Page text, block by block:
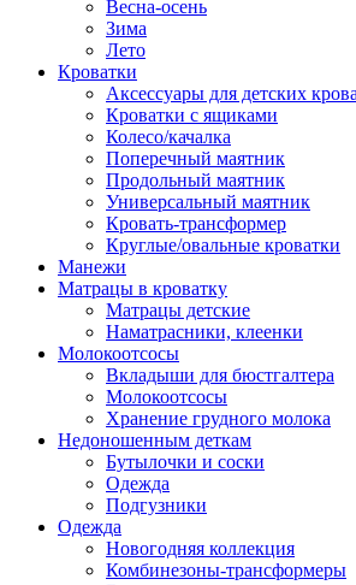
Весна-осень
Зима
Лето
Кроватки
Аксессуары для детских
Кроватки с ящиками
Колесо/качалка
Поперечный маятник
Продольный маятник
Универсальный маятник
Кровать-трансформер
Круглые/овальные кроватки
Манежи
Матрацы в кроватку
Матрацы детские
Наматрасники, клеенки
Молокоотсосы
Вкладыши для бюстгалтера
Молокоотсосы
Хранение грудного молока
Недоношенным деткам
Бутылочки и соски
Одежда
Подгузники
Одежда
Новогодняя коллекция
Комбинезоны-трансформеры